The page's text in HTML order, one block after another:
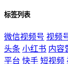
标签列表
微信视频号 视频
头条 小红书 内容
平台 快手 短视频